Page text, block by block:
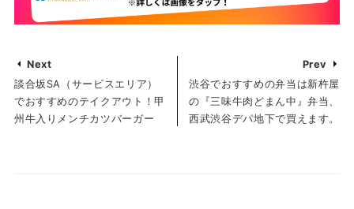
Next
談合坂SA（サービスエリア）
でおすすめのテイクアウト！甲
州牛入りメンチカツバーガー
Prev
渋谷でおすすめの弁当は新杵屋
の『三味牛肉どまん中』弁当、
西武渋谷デパ地下で買えます。